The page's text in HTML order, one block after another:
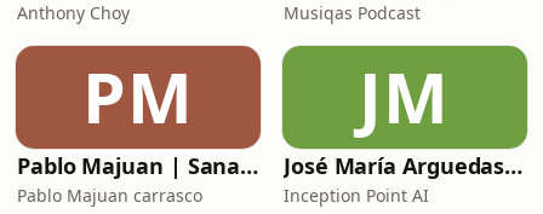
Anthony Choy Musiqas Podcast
PM
Pablo Majuan | Sanación Cuántica y Terapias Energéticas
Pablo Majuan carrasco
JM
José María Arguedas - Biografía Eterna
Inception Point AI